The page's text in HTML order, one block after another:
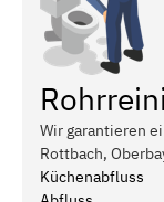
Wir garantieren
Rottbach,
Küchenabfluss